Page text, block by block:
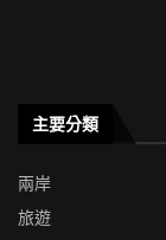
主要分類
兩岸
旅遊